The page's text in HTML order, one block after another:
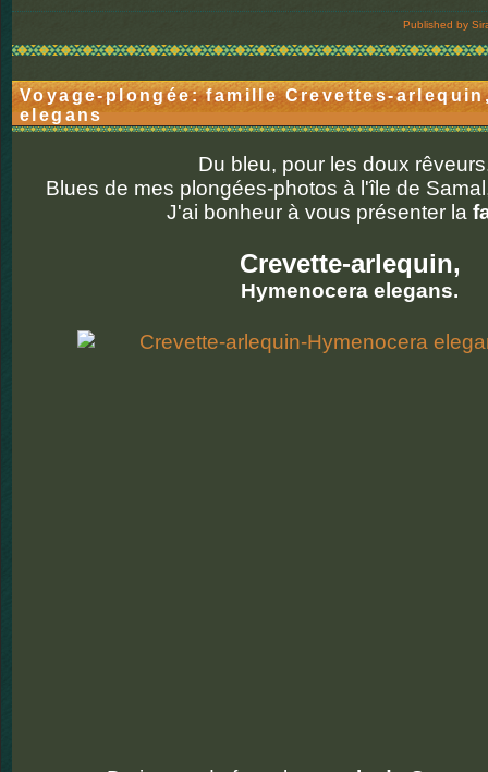
Published by
Voyage-plongée: famille Crevettes-
elegans
Du bleu, pour les doux
Blues de mes plongées-photos à l'île de
J'ai bonheur à vous présenter la
Crevette-arlequin,
Hymenocera elegans.